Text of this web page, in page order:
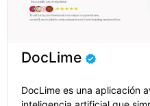
DocLime
DocLime es una aplicación